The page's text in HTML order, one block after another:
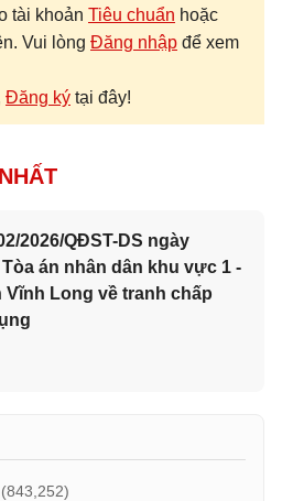
tài khoản Tiêu chuẩn hoặc
Vui lòng Đăng nhập để xem
Đăng ký tại đây!
2026/QĐST-DS ngày
Tòa án nhân dân khu vực 1 -
Vĩnh Long về tranh chấp
(843,252)